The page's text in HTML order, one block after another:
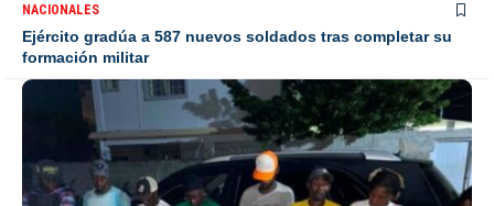
NACIONALES
Ejército gradúa a 587 nuevos soldados tras completar su
formación militar